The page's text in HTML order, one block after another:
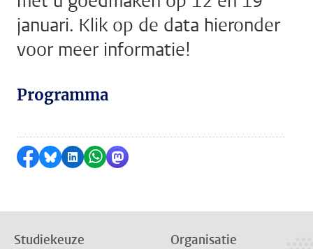
januari. Klik op de data hieronder
voor meer informatie!
Programma
Delen op Facebook
Delen via Bluesky
Delen op LinkedIn
Delen via WhatsApp
Delen via Mastodon
Studiekeuze Organisatie